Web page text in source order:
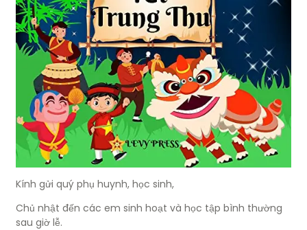
Kính gửi quý phụ huynh, học sinh,
Chủ nhật đến các em sinh hoạt và học tập bình thường
sau giờ lễ.